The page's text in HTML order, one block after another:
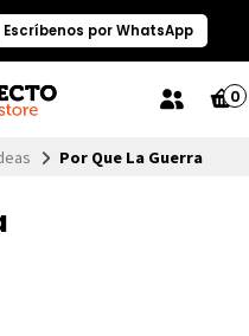
Escríbenos por WhatsApp
0
Por Que La Guerra